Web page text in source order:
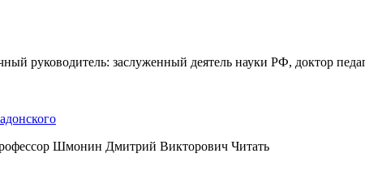
руководитель: заслуженный деятель науки РФ, доктор
Шмонин Дмитрий Викторович Читать